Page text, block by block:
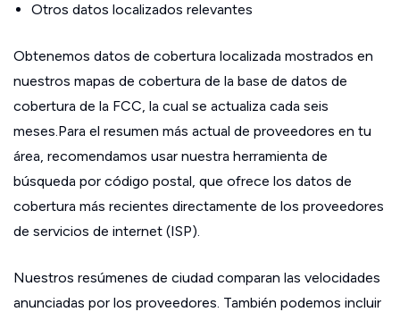
Otros datos localizados relevantes
Obtenemos datos de cobertura localizada mostrados en
nuestros mapas de cobertura de la base de datos de
cobertura de la FCC, la cual se actualiza cada seis
meses.Para el resumen más actual de proveedores en tu
área, recomendamos usar nuestra herramienta de
búsqueda por código postal, que ofrece los datos de
cobertura más recientes directamente de los proveedores
de servicios de internet (ISP).
Nuestros resúmenes de ciudad comparan las velocidades
anunciadas por los proveedores. También podemos incluir